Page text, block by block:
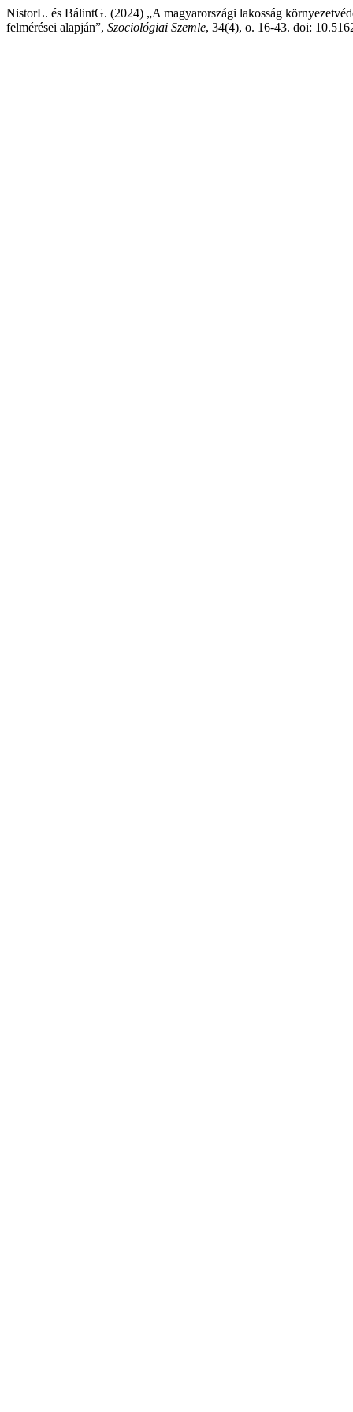
NistorL. és BálintG. (2024) „A magyarországi lakosság
felmérései alapján”, Szociológiai Szemle, 34(4), o. 16-43. doi: